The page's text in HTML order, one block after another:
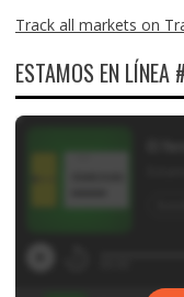
Track all markets on
ESTAMOS EN LÍNEA